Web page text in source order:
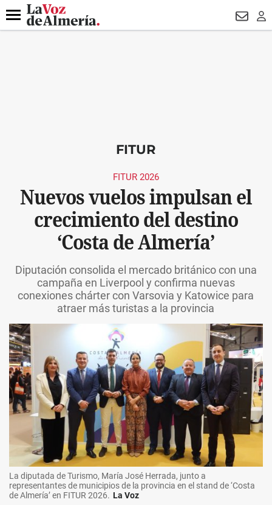
DESTACADO TURISMO
Menú
FITUR
FITUR 2026
Nuevos vuelos impulsan el
crecimiento del destino
‘Costa de Almería’
Diputación consolida el mercado británico con una
campaña en Liverpool y confirma nuevas
conexiones chárter con Varsovia y Katowice para
atraer más turistas a la provincia
La diputada de Turismo, María José Herrada, junto a
representantes de municipios de la provincia en el stand de ‘Costa
de Almería’ en FITUR 2026. La Voz